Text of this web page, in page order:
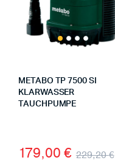
METABO TP 7500 SI
KLARWASSER
TAUCHPUMPE
229,20€
179,00 €